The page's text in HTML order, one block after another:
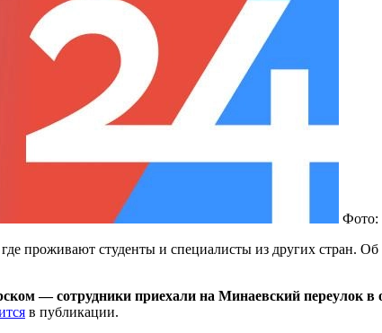
Фото:
проживают студенты и специалисты из других стран.
— сотрудники приехали на Минаевский переулок
в публикации.